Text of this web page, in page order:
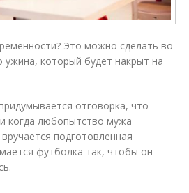
Это можно сделать во
ужина, который будет накрыт на
отговорка, что
когда любопытство мужа
подготовленная
футболка так, чтобы он